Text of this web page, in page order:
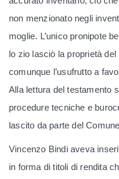
non menzionato negli
moglie. L’unico pronipote
lo zio lasciò la proprietà
comunque l’usufrutto a
Alla lettura del testamento
procedure tecniche e
lascito da parte del
Vincenzo Bindi aveva
in forma di titoli di rendita